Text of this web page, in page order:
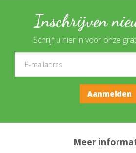
Inschrijven
Schrijf u hier in voor onze
Meer